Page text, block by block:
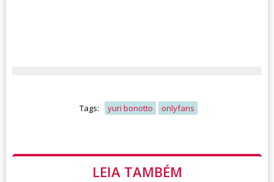
Tags: yuri bonotto onlyfans
LEIA TAMBÉM